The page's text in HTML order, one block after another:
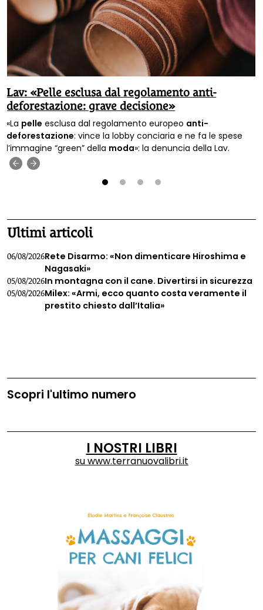
Lav: «Pelle esclusa dal regolamento anti-
deforestazione: grave decisione»
«La pelle esclusa dal regolamento europeo anti-
deforestazione: vince la lobby conciaria e ne fa le spese
l’immagine “green” della moda»: la denuncia della Lav.
Ultimi articoli
06/08/2026Rete Disarmo: «Non dimenticare Hiroshima e
Nagasaki»
05/08/2026In montagna con il cane. Divertirsi in sicurezza
05/08/2026Milex: «Armi, ecco quanto costa veramente il
prestito chiesto dall’Italia»
Scopri l'ultimo numero
I NOSTRI LIBRI
suwww.terranuovalibri.it